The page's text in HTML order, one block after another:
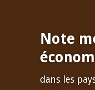
Note
dans les